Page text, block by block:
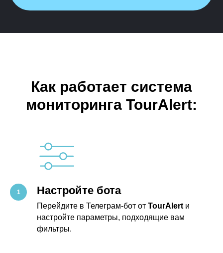
Как работает система
мониторинга TourAlert:
Настройте бота
Перейдите в Телеграм-бот от TourAlert и
настройте параметры, подходящие вам
фильтры.